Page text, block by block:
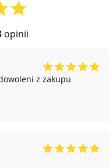
opinii
z zakupu